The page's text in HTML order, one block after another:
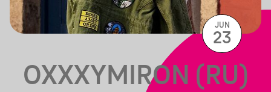
OXXXYMIRON (RU)
JUN
23